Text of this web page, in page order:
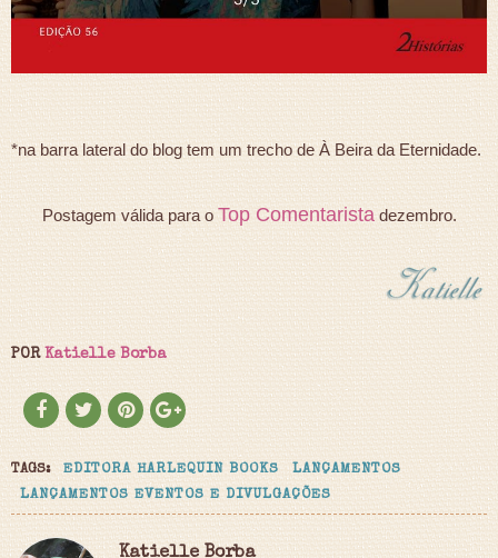
*na barra lateral do blog tem um trecho de À Beira da Eternidade.
Postagem válida para oTop Comentaristadezembro.
POR Katielle Borba
TAGS: EDITORA HARLEQUIN BOOKS
LANÇAMENTOS
LANÇAMENTOS EVENTOS E DIVULGAÇÕES
Katielle Borba